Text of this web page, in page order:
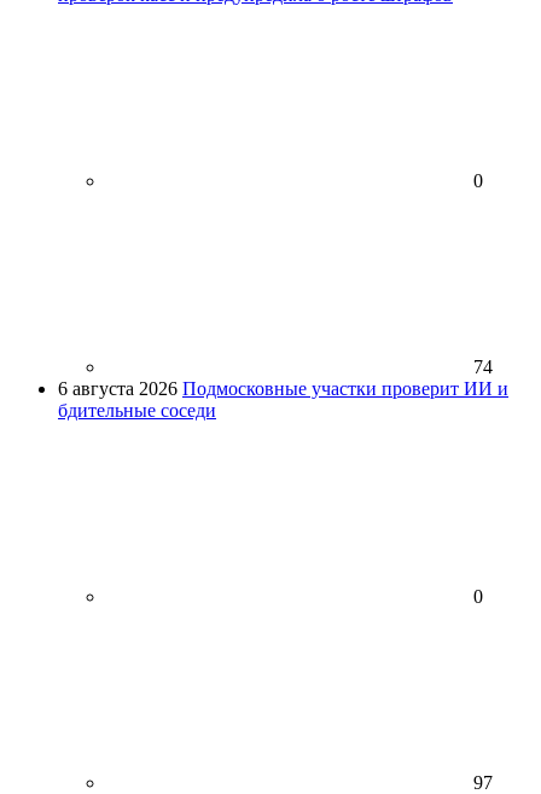
0
74
6 августа 2026 Подмосковные участки проверит ИИ и
бдительные соседи
0
97